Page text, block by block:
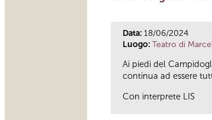
Data: 18/06/2024
Luogo: Teatro di
Ai piedi del
continua ad essere
Con interprete LIS